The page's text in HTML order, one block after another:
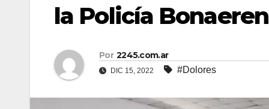
la Policía
Por 2245.com.ar
DIC 15, 2022 #Dolores